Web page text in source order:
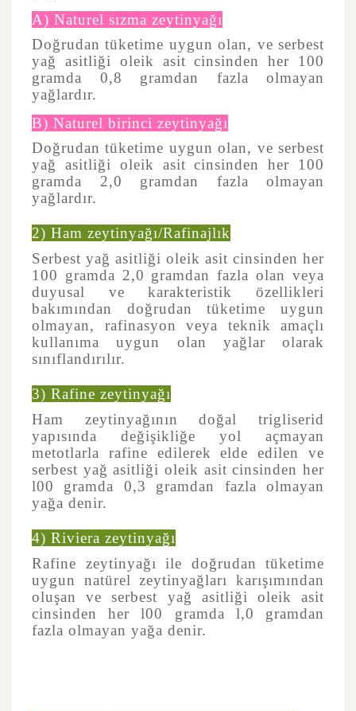
A) Naturel sızma zeytinyağı
Doğrudan tüketime uygun olan, ve serbest
yağ asitliği oleik asit cinsinden her 100
gramda 0,8 gramdan fazla olmayan
yağlardır.
B) Naturel birinci zeytinyağı
Doğrudan tüketime uygun olan, ve serbest
yağ asitliği oleik asit cinsinden her 100
gramda 2,0 gramdan fazla olmayan
yağlardır.
2) Ham zeytinyağı/Rafinajlık
Serbest yağ asitliği oleik asit cinsinden her
100 gramda 2,0 gramdan fazla olan veya
duyusal ve karakteristik özellikleri
bakımından doğrudan tüketime uygun
olmayan, rafinasyon veya teknik amaçlı
kullanıma uygun olan yağlar olarak
sınıflandırılır.
3) Rafine zeytinyağı
Ham zeytinyağının doğal trigliserid
yapısında değişikliğe yol açmayan
metotlarla rafine edilerek elde edilen ve
serbest yağ asitliği oleik asit cinsinden her
l00 gramda 0,3 gramdan fazla olmayan
yağa denir.
4) Riviera zeytinyağı
Rafine zeytinyağı ile doğrudan tüketime
uygun natürel zeytinyağları karışımından
oluşan ve serbest yağ asitliği oleik asit
cinsinden her l00 gramda l,0 gramdan
fazla olmayan yağa denir.